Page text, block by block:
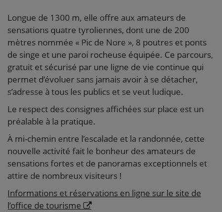
Longue de 1300 m, elle offre aux amateurs de
sensations quatre tyroliennes, dont une de 200
mètres nommée « Pic de Nore », 8 poutres et ponts
de singe et une paroi rocheuse équipée. Ce parcours,
gratuit et sécurisé par une ligne de vie continue qui
permet d’évoluer sans jamais avoir à se détacher,
s’adresse à tous les publics et se veut ludique.
Le respect des consignes affichées sur place est un
préalable à la pratique.
À mi-chemin entre l’escalade et la randonnée, cette
nouvelle activité fait le bonheur des amateurs de
sensations fortes et de panoramas exceptionnels et
attire de nombreux visiteurs !
Informations et réservations en ligne sur le site de
l’office de tourisme